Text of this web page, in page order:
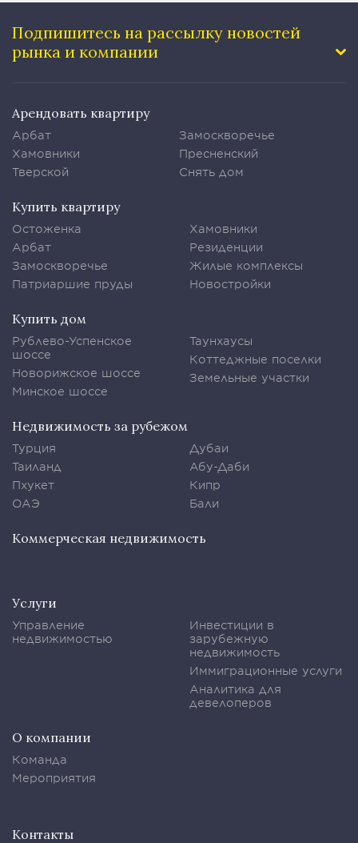
Подпишитесь на рассылку новостей
рынка и компании
Арендовать квартиру
Арбат
Хамовники
Тверской
Замоскворечье
Пресненский
Снять дом
Купить квартиру
Остоженка
Арбат
Замоскворечье
Патриаршие пруды
Хамовники
Резиденции
Жилые комплексы
Новостройки
Купить дом
Рублево-Успенское
шоссе
Новорижское шоссе
Минское шоссе
Таунхаусы
Коттеджные поселки
Земельные участки
Недвижимость за рубежом
Турция
Таиланд
Пхукет
ОАЭ
Дубаи
Абу-Даби
Кипр
Бали
Коммерческая недвижимость
Услуги
Управление
недвижимостью
Инвестиции в
зарубежную
недвижимость
Иммиграционные услуги
Аналитика для
девелоперов
О компании
Команда
Мероприятия
Контакты